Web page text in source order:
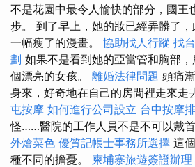
不是花園中最令人愉快的部分，國王
步。 到了早上，她的妝已經弄髒了
一幅瘦了的漫畫。 協助找人行蹤 找
劃 如果不是看到她的亞當管和胸部
個漂亮的女孩。 離婚法律問題 頭痛
身來，好奇地在自己的房間裡走來走
屯按摩 如何進行公司設立 台中按摩
怪……醫院的工作人員不是不可以戴
外燴菜色 優質記帳士事務所選擇 這
種不同的擔憂。 柬埔寨旅遊簽證辦理